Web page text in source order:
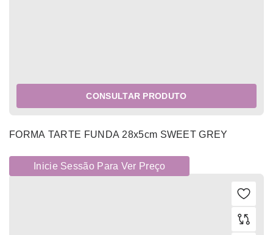
CONSULTAR PRODUTO
FORMA TARTE FUNDA 28x5cm SWEET GREY
Inicie Sessão Para Ver Preço